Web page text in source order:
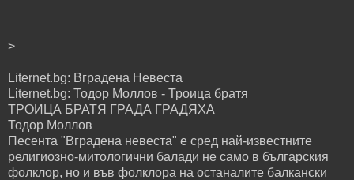
>
Liternet.bg: Вградена Невеста
Liternet.bg: Тодор Моллов - Троица братя
ТРОИЦА БРАТЯ ГРАДА ГРАДЯХА
Тодор Моллов
Песента "Вградена невеста" е сред най-известните
религиозно-митологични балади не само в българския
фолклор, но и във фолклора на останалите балкански